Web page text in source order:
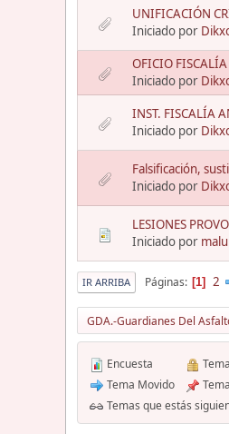
UNIFICACIÓN
Iniciado por
OFICIO
Iniciado por
INST. FISCALÍA
Iniciado por
Falsificación,
Iniciado por
LESIONES
Iniciado por
IR ARRIBA Páginas 1 2
GDA.-Guardianes Del
Encuesta
Tema Movido
Temas que estás